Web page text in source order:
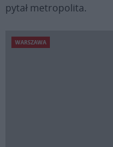
pytał metropolita.
WARSZAWA